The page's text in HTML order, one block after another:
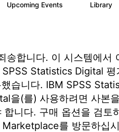
Upcoming Events Library
송합니다. 이 시스템에서
SPSS Statistics Digital 평
습니다. IBM SPSS
을(를) 사용하려면 사본
합니다. 구매 옵션을 검토
Marketplace를 방문하십